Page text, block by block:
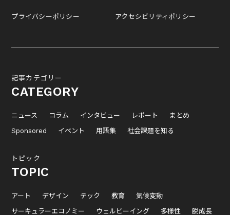
プライバシーポリシー アクセシビリティポリシー
記事カテゴリー
CATEGORY
ニュース コラム インタビュー レポート
まとめ
Sponsored
イベント 用語集 社会課題を知る
トピック
TOPIC
アート デザイン テック 教育
気候変動
サーキュラーエコノミー
ウェルビーイング 多様性 脱成長